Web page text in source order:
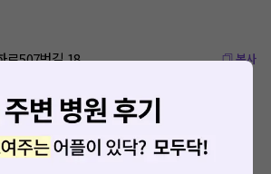
로507번길 18 복사